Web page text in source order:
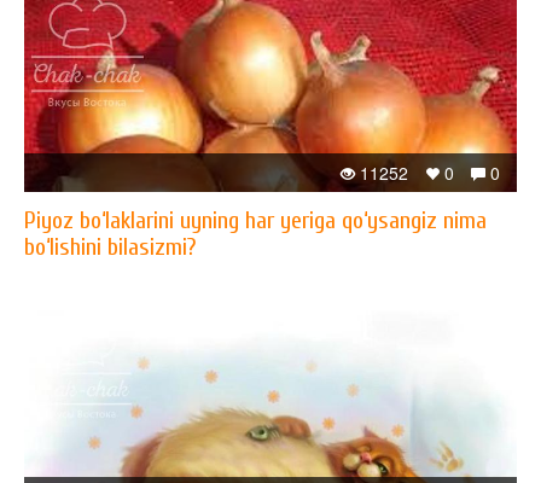
0
0
11252
Piyoz bo‘laklarini uyning har yeriga qo‘ysangiz nima
bo‘lishini bilasizmi?